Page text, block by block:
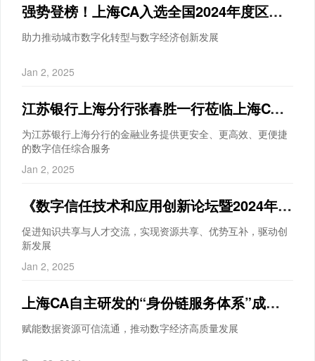
强势登榜！上海CA入选全国2024年度区块链领域 典型应用案例
助力推动城市数字化转型与数字经济创新发展
Jan 2, 2025
江苏银行上海分行张春胜一行莅临上海CA开展合作交流
为江苏银行上海分行的金融业务提供更安全、更高效、更便捷
的数字信任综合服务
Jan 2, 2025
《数字信任技术和应用创新论坛暨2024年度电子认证工程技术研究中心学术会议》圆满召开
促进知识共享与人才交流，实现资源共享、优势互补，驱动创
新发展
Jan 2, 2025
上海CA自主研发的“身份链服务体系”成功入选《2024年上海市网络安全产业创新攻关成果目录》
赋能数据资源可信流通，推动数字经济高质量发展